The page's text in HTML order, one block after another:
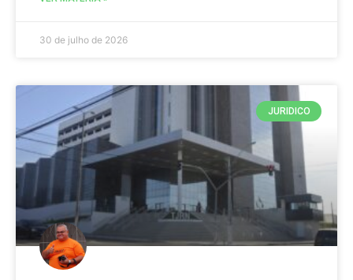
30 de julho de 2026
JURIDICO